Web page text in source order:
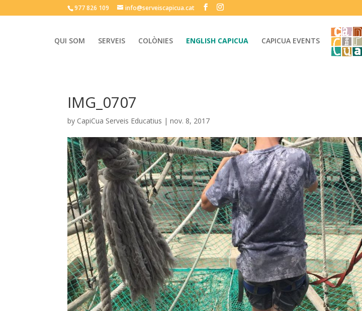
977 826 109 info@serveiscapicua.cat
QUI SOM SERVEIS COLÒNIES ENGLISH CAPICUA CAPICUA EVENTS
IMG_0707
by CapiCua Serveis Educatius |nov. 8, 2017